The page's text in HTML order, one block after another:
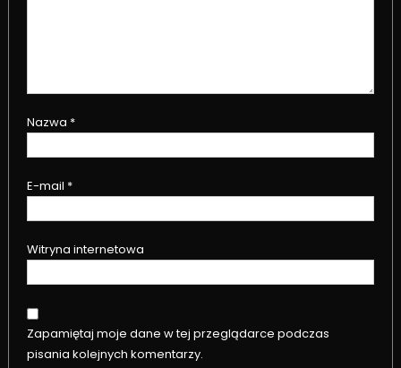
Nazwa *
E-mail *
Witryna internetowa
Zapamiętaj moje dane w tej przeglądarce podczas
pisania kolejnych komentarzy.